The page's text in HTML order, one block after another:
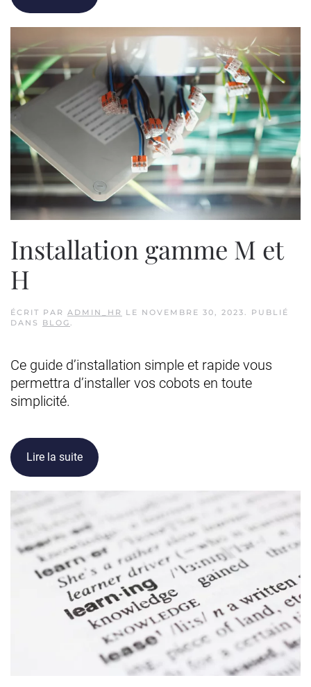
Installation gamme M et
H
ÉCRIT PAR ADMIN_HR LE NOVEMBRE 30, 2023. PUBLIÉ
DANS BLOG.
Ce guide d’installation simple et rapide vous
permettra d’installer vos cobots en toute
simplicité.
Lire la suite